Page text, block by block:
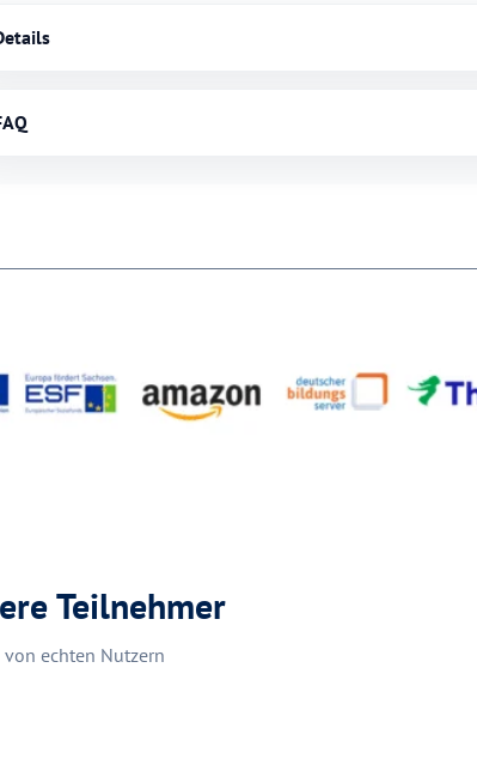
Teilnehmer
echten Nutzern